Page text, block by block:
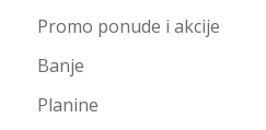
Promo ponude i akcije
Banje
Planine